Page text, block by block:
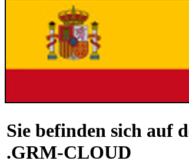
Sie befinden sich auf
.GRM-CLOUD